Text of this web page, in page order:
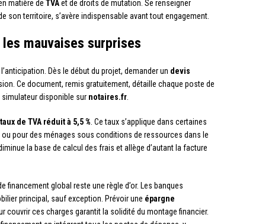
matière de TVAet de droits de mutation. Se renseigner
son territoire, s’avère indispensable avant tout engagement.
mauvaises surprises
Dès le début du projet, demander un devis
Ce document, remis gratuitement, détaille chaque poste de
disponible sur notaires.fr
taux de TVA réduit à 5,5 % . Ce taux s’applique dans certaines
pour des ménages sous conditions de ressources dans le
la base de calcul des frais et allège d’autant la facture
global reste une règle d’or. Les banques
principal, sauf exception. Prévoir une épargne
couvrir ces charges garantit la solidité du montage financier.